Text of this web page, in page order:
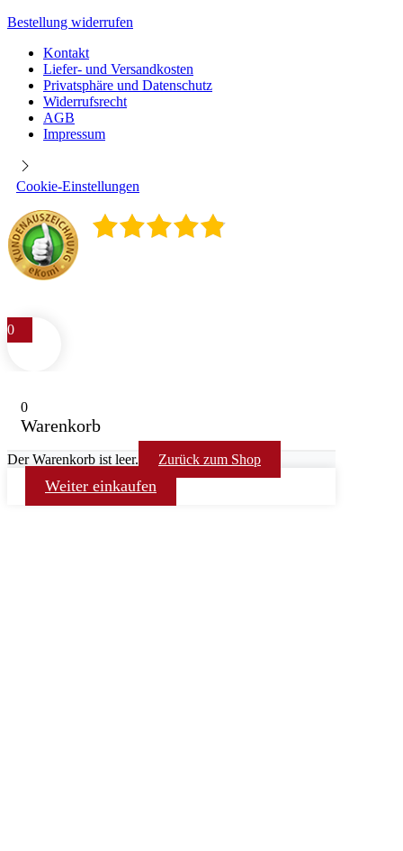
Bestellung widerrufen
Kontakt
Liefer- und Versandkosten
Privatsphäre und Datenschutz
Widerrufsrecht
AGB
Impressum
Cookie-Einstellungen
0
0
Warenkorb
Der Warenkorb ist leer. Zurück zum Shop
Weiter einkaufen